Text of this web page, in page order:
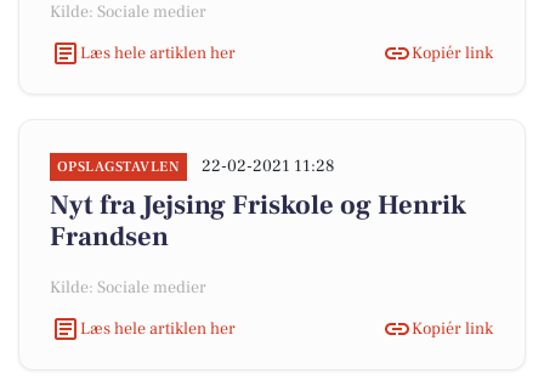
Kilde: Sociale medier
Læs hele artiklen her
Kopiér link
OPSLAGSTAVLEN 22-02-2021 11:28
Nyt fra Jejsing Friskole og Henrik
Frandsen
Kilde: Sociale medier
Læs hele artiklen her
Kopiér link